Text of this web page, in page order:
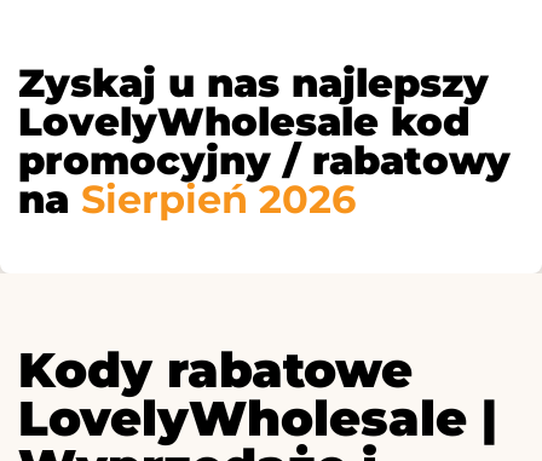
Zyskaj u nas najlepszy
LovelyWholesale kod
promocyjny / rabatowy
na Sierpień 2026
Kody rabatowe
LovelyWholesale |